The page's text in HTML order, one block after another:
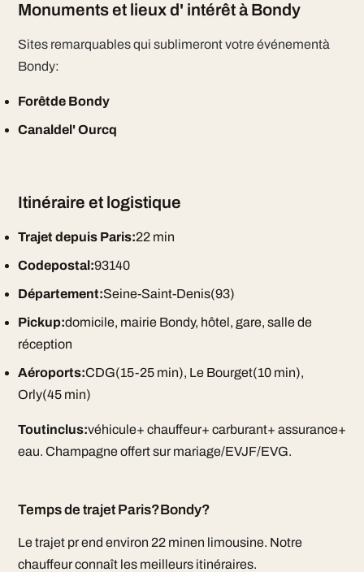
Monuments et lieux d' intérêt à Bondy
Sites remarquables qui sublimeront votre événementà
Bondy:
Forêtde Bondy
Canaldel' Ourcq
Itinéraire et logistique
Trajet depuis Paris:22 min
Codepostal:93140
Département:Seine-Saint-Denis(93)
Pickup:domicile, mairie Bondy, hôtel, gare, salle de
réception
Aéroports:CDG(15-25 min), Le Bourget(10 min),
Orly(45 min)
Toutinclus:véhicule+ chauffeur+ carburant+ assurance+
eau. Champagne offert sur mariage/EVJF/EVG.
Temps de trajet Paris?Bondy?
Le trajet pr end environ 22 minen limousine. Notre
chauffeur connaît les meilleurs itinéraires.